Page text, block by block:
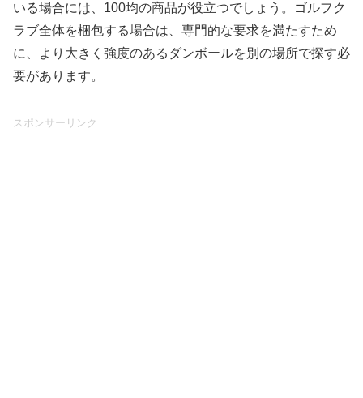
いる場合には、100均の商品が役立つでしょう。ゴルフク
ラブ全体を梱包する場合は、専門的な要求を満たすため
に、より大きく強度のあるダンボールを別の場所で探す必
要があります。
スポンサーリンク